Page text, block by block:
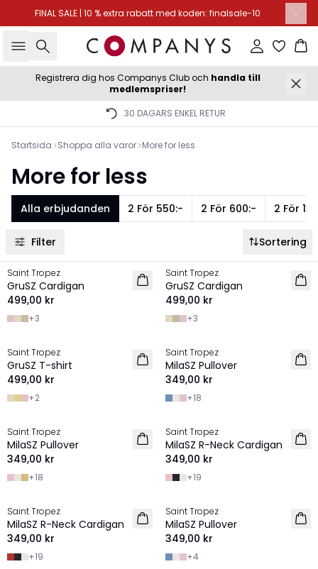
FINAL SALE | 10 % extra rabatt med koden: finalsale-10
Sök Logga in
Registrera dig hos Companys Club och handla till
medlemspriser!
30 DAGARS ENKEL RETUR
Startsida Shoppa alla varor More for less
More for less
Alla erbjudanden 2 För 550:- 2 För 600:- 2 För
Filter Sortering
2 for 550 SEK
Saint Tropez
GruSZ Cardigan
499,00 kr
+3
2 for 550 SEK
Saint Tropez
GruSZ Cardigan
499,00 kr
+3
2 for 550 SEK
Saint Tropez
GruSZ T-shirt
499,00 kr
+2
2 FOR 600 SEK
Saint Tropez
MilaSZ Pullover
349,00 kr
+18
2 FOR 600 SEK
Saint Tropez
MilaSZ Pullover
349,00 kr
+18
2 FOR 600 SEK
Saint Tropez
MilaSZ R-Neck Cardigan
349,00 kr
+19
2 FOR 600 SEK
Saint Tropez
MilaSZ R-Neck Cardigan
349,00 kr
+19
2 FOR 600 SEK
Saint Tropez
MilaSZ Pullover
349,00 kr
+4